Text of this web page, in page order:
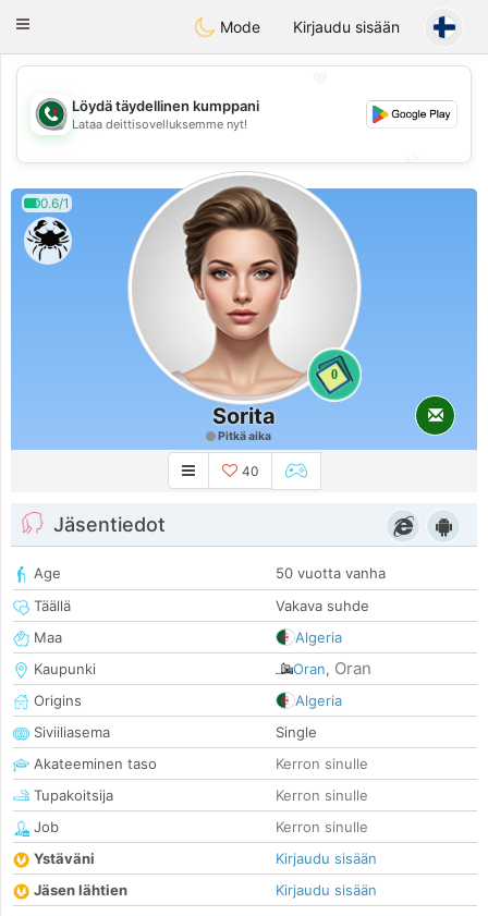
Weshrak
Toggle
Mode Kirjaudu sisään
💖
💕
Löydä täydellinen kumppani
Lataa deittisovelluksemme nyt!
0.6/1
0
Sorita
Pitkä aika
40
Jäsentiedot
Age
50 vuotta vanha
Täällä
Vakava suhde
Maa
Algeria
Kaupunki
Oran, Oran
Origins
Algeria
Siviiliasema
Single
Akateeminen taso
Kerron sinulle
Tupakoitsija
Kerron sinulle
Job
Kerron sinulle
Ystäväni
Kirjaudu sisään
Jäsen lähtien
Kirjaudu sisään